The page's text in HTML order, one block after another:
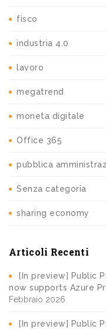
fisco
industria 4.0
lavoro
megatrend
moneta digitale
Office 365
pubblica
Senza categoria
sharing economy
Articoli Recenti
[In preview] Public
now supports Azure
Febbraio 2026
[In preview] Public